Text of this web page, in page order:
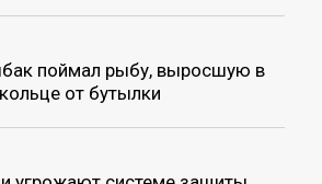
поймал рыбу, выросшую в
от бутылки